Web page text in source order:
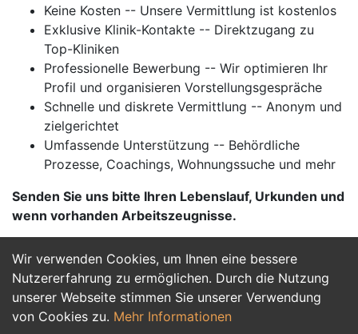
Wir verwenden Cookies, um Ihnen eine bessere
Nutzererfahrung zu ermöglichen. Durch die Nutzung
unserer Webseite stimmen Sie unserer Verwendung
von Cookies zu. Mehr Informationen
Keine Kosten -- Unsere Vermittlung ist kostenlos
Exklusive Klinik-Kontakte -- Direktzugang zu
Top-Kliniken
Professionelle Bewerbung -- Wir optimieren Ihr
Profil und organisieren Vorstellungsgespräche
Schnelle und diskrete Vermittlung -- Anonym und
zielgerichtet
Umfassende Unterstützung -- Behördliche
Prozesse, Coachings, Wohnungssuche und mehr
Senden Sie uns bitte Ihren Lebenslauf, Urkunden und
wenn vorhanden Arbeitszeugnisse.
Jetzt Bewerben